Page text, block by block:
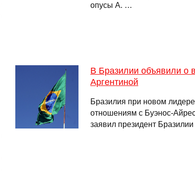
опусы А. …
В Бразилии объявили о
Аргентиной
Бразилия при новом
отношениям с Буэнос-
заявил президент